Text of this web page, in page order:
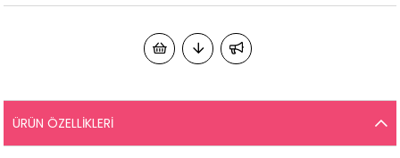
ÜRÜN ÖZELLIKLERI